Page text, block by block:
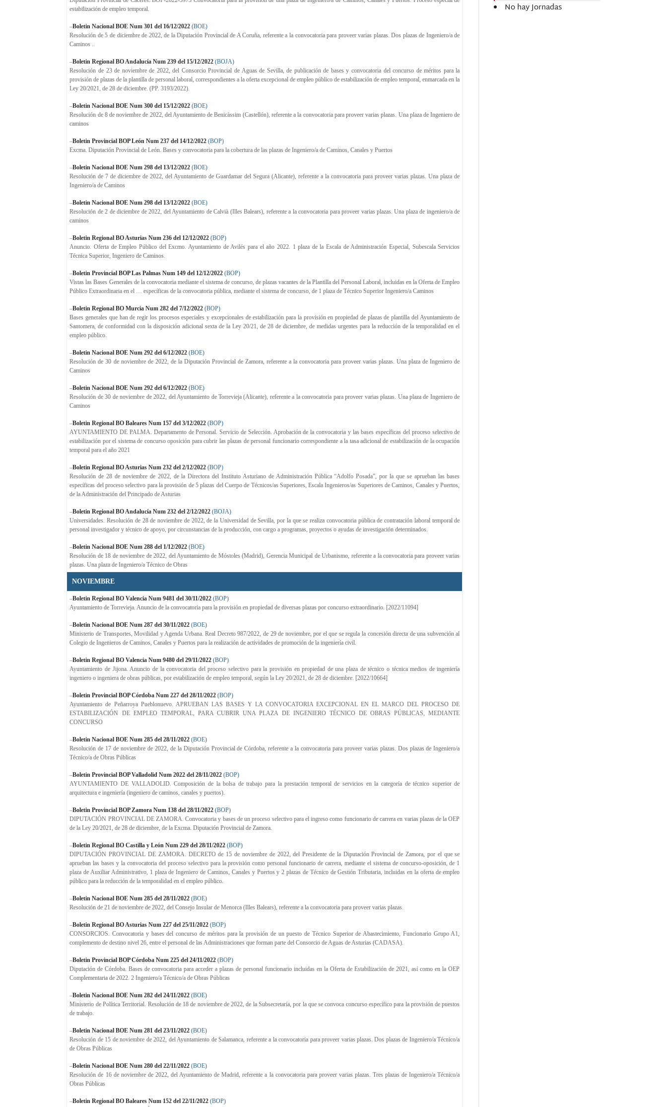
estabilización de empleo temporal.
–Boletin Nacional BOE Num 301 del 16/12/2022 (BOE)
Resolución de 5 de diciembre de 2022, de la Diputación Provincial de A Coruña, referente a la convocatoria para proveer varias plazas. Dos plazas de Ingeniero/a de
Caminos ..
–Boletin Regional BO Andalucía Num 239 del 15/12/2022 (BOJA)
Resolución de 23 de noviembre de 2022, del Consorcio Provincial de Aguas de Sevilla, de publicación de bases y convocatoria del concurso de méritos para la
provisión de plazas de la plantilla de personal laboral, correspondientes a la oferta excepcional de empleo público de estabilización de empleo temporal, enmarcada en la
Ley 20/2021, de 28 de diciembre. (PP. 3193/2022).
–Boletin Nacional BOE Num 300 del 15/12/2022 (BOE)
Resolución de 8 de noviembre de 2022, del Ayuntamiento de Benicàssim (Castellón), referente a la convocatoria para proveer varias plazas. Una plaza de Ingeniero de
caminos
–Boletin Provincial BOP León Num 237 del 14/12/2022 (BOP)
Excma. Diputación Provincial de León. Bases y convocatoria para la cobertura de las plazas de Ingeniero/a de Caminos, Canales y Puertos
–Boletin Nacional BOE Num 298 del 13/12/2022 (BOE)
Resolución de 7 de diciembre de 2022, del Ayuntamiento de Guardamar del Segura (Alicante), referente a la convocatoria para proveer varias plazas. Una plaza de
Ingeniero/a de Caminos
–Boletin Nacional BOE Num 298 del 13/12/2022 (BOE)
Resolución de 2 de diciembre de 2022, del Ayuntamiento de Calvià (Illes Balears), referente a la convocatoria para proveer varias plazas. Una plaza de ingeniero/a de
caminos
–Boletin Regional BO Asturias Num 236 del 12/12/2022 (BOP)
Anuncio. Oferta de Empleo Público del Excmo. Ayuntamiento de Avilés para el año 2022. 1 plaza de la Escala de Administración Especial, Subescala Servicios
Técnica Superior, Ingeniero de Caminos.
–Boletin Provincial BOP Las Palmas Num 149 del 12/12/2022 (BOP)
Vistas las Bases Generales de la convocatoria mediante el sistema de concurso, de plazas vacantes de la Plantilla del Personal Laboral, incluidas en la Oferta de Empleo
Público Extraordinaria en el … específicas de la convocatoria pública, mediante el sistema de concurso, de 1 plaza de Técnico Superior Ingeniero/a Caminos
–Boletin Regional BO Murcia Num 282 del 7/12/2022 (BOP)
Bases generales que han de regir los procesos especiales y excepcionales de estabilización para la provisión en propiedad de plazas de plantilla del Ayuntamiento de
Santomera, de conformidad con la disposición adicional sexta de la Ley 20/21, de 28 de diciembre, de medidas urgentes para la reducción de la temporalidad en el
empleo público.
–Boletin Nacional BOE Num 292 del 6/12/2022 (BOE)
Resolución de 30 de noviembre de 2022, de la Diputación Provincial de Zamora, referente a la convocatoria para proveer varias plazas. Una plaza de Ingeniero de
Caminos
–Boletin Nacional BOE Num 292 del 6/12/2022 (BOE)
Resolución de 30 de noviembre de 2022, del Ayuntamiento de Torrevieja (Alicante), referente a la convocatoria para proveer varias plazas. Una plaza de Ingeniero de
Caminos
–Boletin Regional BO Baleares Num 157 del 3/12/2022 (BOP)
AYUNTAMIENTO DE PALMA. Departamento de Personal. Servicio de Selección. Aprobación de la convocatoria y las bases específicas del proceso selectivo de
estabilización por el sistema de concurso oposición para cubrir las plazas de personal funcionario correspondiente a la tasa adicional de estabilización de la ocupación
temporal para el año 2021
–Boletin Regional BO Asturias Num 232 del 2/12/2022 (BOP)
Resolución de 28 de noviembre de 2022, de la Directora del Instituto Asturiano de Administración Pública “Adolfo Posada”, por la que se aprueban las bases
específicas del proceso selectivo para la provisión de 5 plazas del Cuerpo de Técnicos/as Superiores, Escala Ingenieros/as Superiores de Caminos, Canales y Puertos,
de la Administración del Principado de Asturias
–Boletin Regional BO Andalucía Num 232 del 2/12/2022 (BOJA)
Universidades. Resolución de 28 de noviembre de 2022, de la Universidad de Sevilla, por la que se realiza convocatoria pública de contratación laboral temporal de
personal investigador y técnico de apoyo, por circunstancias de la producción, con cargo a programas, proyectos o ayudas de investigación determinados.
–Boletin Nacional BOE Num 288 del 1/12/2022 (BOE)
Resolución de 18 de noviembre de 2022, del Ayuntamiento de Móstoles (Madrid), Gerencia Municipal de Urbanismo, referente a la convocatoria para proveer varias
plazas. Una plaza de Ingeniero/a Técnico de Obras
NOVIEMBRE
–Boletin Regional BO Valencia Num 9481 del 30/11/2022 (BOP)
Ayuntamiento de Torrevieja. Anuncio de la convocatoria para la provisión en propiedad de diversas plazas por concurso extraordinario. [2022/11094]
–Boletin Nacional BOE Num 287 del 30/11/2022 (BOE)
Ministerio de Transportes, Movilidad y Agenda Urbana. Real Decreto 987/2022, de 29 de noviembre, por el que se regula la concesión directa de una subvención al
Colegio de Ingenieros de Caminos, Canales y Puertos para la realización de actividades de promoción de la ingeniería civil.
–Boletin Regional BO Valencia Num 9480 del 29/11/2022 (BOP)
Ayuntamiento de Jijona. Anuncio de la convocatoria del proceso selectivo para la provisión en propiedad de una plaza de técnico o técnica medios de ingeniería
ingeniero o ingeniera de obras públicas, por estabilización de empleo temporal, según la Ley 20/2021, de 28 de diciembre. [2022/10664]
–Boletin Provincial BOP Córdoba Num 227 del 28/11/2022 (BOP)
Ayuntamiento de Peñarroya Pueblonuevo. APRUEBAN LAS BASES Y LA CONVOCATORIA EXCEPCIONAL EN EL MARCO DEL PROCESO DE
ESTABILIZACIÓN DE EMPLEO TEMPORAL, PARA CUBRIR UNA PLAZA DE INGENIERO TÉCNICO DE OBRAS PÚBLICAS, MEDIANTE
CONCURSO
–Boletin Nacional BOE Num 285 del 28/11/2022 (BOE)
Resolución de 17 de noviembre de 2022, de la Diputación Provincial de Córdoba, referente a la convocatoria para proveer varias plazas. Dos plazas de Ingeniero/a
Técnico/a de Obras Públicas
–Boletin Provincial BOP Valladolid Num 2022 del 28/11/2022 (BOP)
AYUNTAMIENTO DE VALLADOLID. Composición de la bolsa de trabajo para la prestación temporal de servicios en la categoría de técnico superior de
arquitectura e ingeniería (ingeniero de caminos, canales y puertos).
–Boletin Provincial BOP Zamora Num 138 del 28/11/2022 (BOP)
DIPUTACIÓN PROVINCIAL DE ZAMORA. Convocatoria y bases de un proceso selectivo para el ingreso como funcionario de carrera en varias plazas de la OEP
de la Ley 20/2021, de 28 de diciembre, de la Excma. Diputación Provincial de Zamora.
–Boletin Regional BO Castilla y León Num 229 del 28/11/2022 (BOP)
DIPUTACIÓN PROVINCIAL DE ZAMORA. DECRETO de 15 de noviembre de 2022, del Presidente de la Diputación Provincial de Zamora, por el que se
aprueban las bases y la convocatoria del proceso selectivo para la provisión como personal funcionario de carrera, mediante el sistema de concurso-oposición, de 1
plaza de Auxiliar Administrativo, 1 plaza de Ingeniero de Caminos, Canales y Puertos y 2 plazas de Técnico de Gestión Tributaria, incluidas en la oferta de empleo
público para la reducción de la temporalidad en el empleo público.
–Boletin Nacional BOE Num 285 del 28/11/2022 (BOE)
Resolución de 21 de noviembre de 2022, del Consejo Insular de Menorca (Illes Balears), referente a la convocatoria para proveer varias plazas.
–Boletin Regional BO Asturias Num 227 del 25/11/2022 (BOP)
CONSORCIOS. Convocatoria y bases del concurso de méritos para la provisión de un puesto de Técnico Superior de Abastecimiento, Funcionario Grupo A1,
complemento de destino nivel 26, entre el personal de las Administraciones que forman parte del Consorcio de Aguas de Asturias (CADASA).
–Boletin Provincial BOP Córdoba Num 225 del 24/11/2022 (BOP)
Diputación de Córdoba. Bases de convocatoria para acceder a plazas de personal funcionario incluidas en la Oferta de Estabilización de 2021, así como en la OEP
Complementaria de 2022. 2 Ingeniero/a Técnico/a de Obras Públicas
–Boletin Nacional BOE Num 282 del 24/11/2022 (BOE)
Ministerio de Política Territorial. Resolución de 18 de noviembre de 2022, de la Subsecretaría, por la que se convoca concurso específico para la provisión de puestos
de trabajo.
–Boletin Nacional BOE Num 281 del 23/11/2022 (BOE)
Resolución de 15 de noviembre de 2022, del Ayuntamiento de Salamanca, referente a la convocatoria para proveer varias plazas. Dos plazas de Ingeniero/a Técnico/a
de Obras Públicas
–Boletin Nacional BOE Num 280 del 22/11/2022 (BOE)
Resolución de 16 de noviembre de 2022, del Ayuntamiento de Madrid, referente a la convocatoria para proveer varias plazas. Tres plazas de Ingeniero/a Técnico/a
Obras Públicas
–Boletin Regional BO Baleares Num 152 del 22/11/2022 (BOP)
No hay Jornadas